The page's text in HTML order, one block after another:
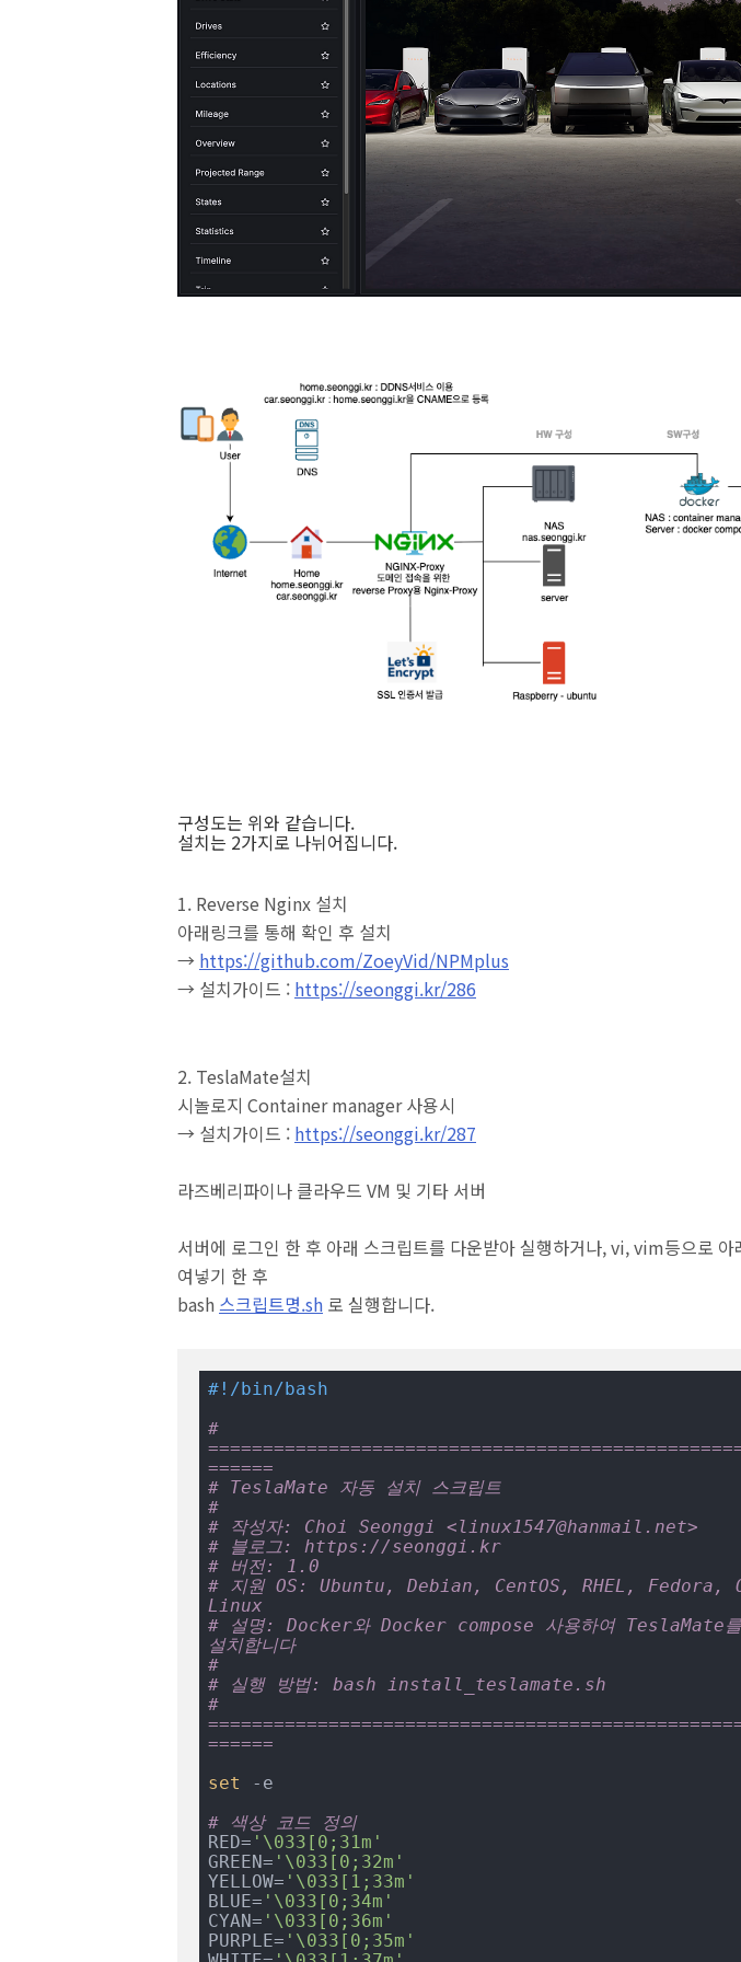
구성도는 위와 같습니다.
설치는 2가지로 나뉘어집니다.
1. Reverse Nginx 설치
아래링크를 통해 확인 후 설치
→ https://github.com/ZoeyVid/NPMplus
→ 설치가이드 : https://seonggi.kr/286
2. TeslaMate설치
시놀로지 Container manager 사용시
→ 설치가이드 : https://seonggi.kr/287
라즈베리파이나 클라우드 VM 및 기타 서버
서버에 로그인 한 후 아래 스크립트를 다운받아 실행하거나, vi, vim등으로 아
여넣기 한 후
bash스크립트명.sh 로 실행합니다.
#!/bin/bash
#
======
# TeslaMate 자동 설치 스크립트
#
# 작성자: Choi Seonggi <linux1547@hanmail.net>
# 블로그: https://seonggi.kr
# 버전: 1.0
# 지원 OS: Ubuntu, Debian, CentOS, RHEL, Fedora,
Linux
# 설명: Docker와 Docker compose 사용하여 TeslaMate를
설치합니다
#
# 실행 방법: bash install_teslamate.sh
#
======
set
-e
# 색상 코드 정의
RED= '\033[0;31m'
GREEN= '\033[0;32m'
YELLOW= '\033[1;33m'
BLUE= '\033[0;34m'
CYAN= '\033[0;36m'
PURPLE= '\033[0;35m'